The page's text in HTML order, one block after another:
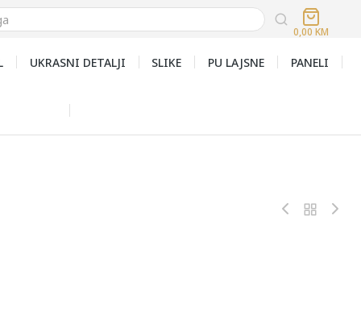
0,00 KM
UKRASNI DETALJI SLIKE PU LAJSNE PANELI